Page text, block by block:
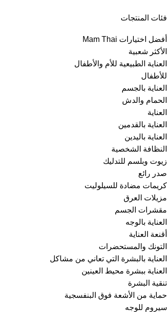
فئات المنتجات
أفضل اختيارات Mam Thai
الأكثر شعبية
العناية الطبيعية للأم والأطفال
للأطفال
العناية بالجسم
الحمام والدش
العناية
العناية بالقدمين
العناية باليدين
النظافة الشخصية
زيوت وبلسم للتدليك
صدر رائع
كريمات مضادة للسيلوليت
مزيلات العرق
مقشرات الجسم
العناية بالوجه
أقنعة العناية
التونك والمستحضرات
العناية بالبشرة التي تعاني من مشاكل
العناية ببشرة محيط العينين
تنقية البشرة
حماية من الأشعة فوق البنفسجية
سيروم للوجه